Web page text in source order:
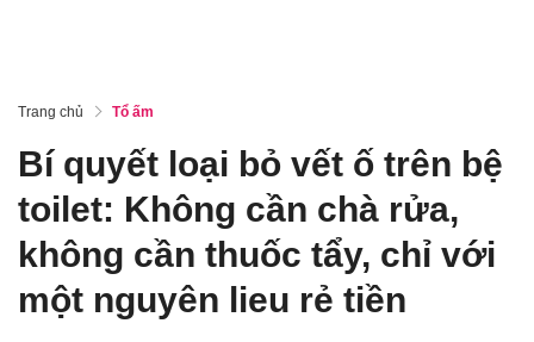
Trang chủ Tổ ấm
Bí quyết loại bỏ vết ố trên bệ
toilet: Không cần chà rửa,
không cần thuốc tẩy, chỉ với
một nguyên lieu rẻ tiền